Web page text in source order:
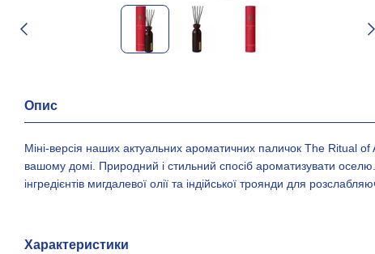
Опис
Міні-версія наших актуальних ароматичних паличок The Ritual
вашому домі. Природний і стильний спосіб ароматизувати
інгредієнтів мигдалевої олії та індійської троянди для
Характеристики